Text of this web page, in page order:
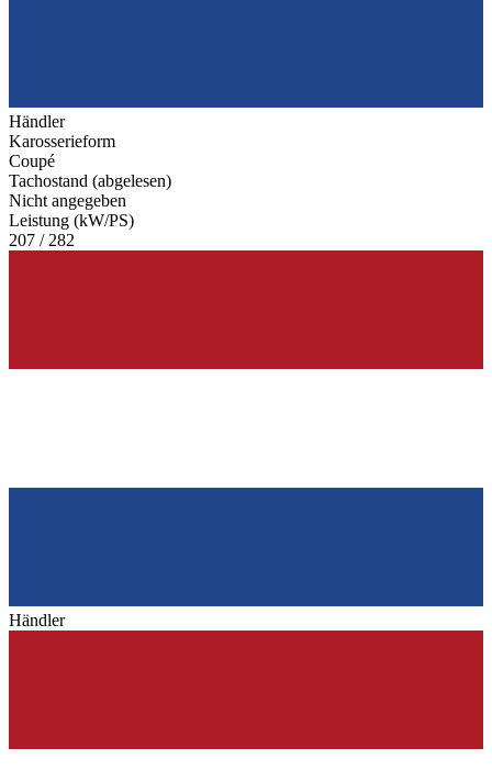
Händler
Karosserieform
Coupé
Tachostand (abgelesen)
Nicht angegeben
Leistung (kW/PS)
207 / 282
Händler